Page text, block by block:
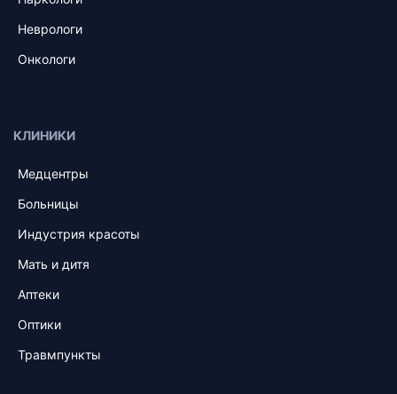
Неврологи
Онкологи
КЛИНИКИ
Медцентры
Больницы
Индустрия красоты
Мать и дитя
Аптеки
Оптики
Травмпункты